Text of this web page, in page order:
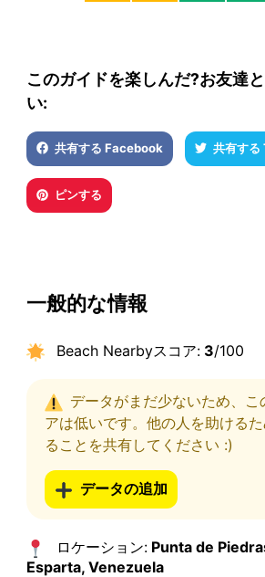
このガイドを楽しんだ?お友達
い:
共有する Facebook 共有す
ピンする
一般的な情報
Beach Nearbyスコア:3/100
データがまだ少ないため、こ
アは低いです。他の人を助ける
ることを共有してください :)
データの追加
ロケーション:Punta de
Esparta, Venezuela